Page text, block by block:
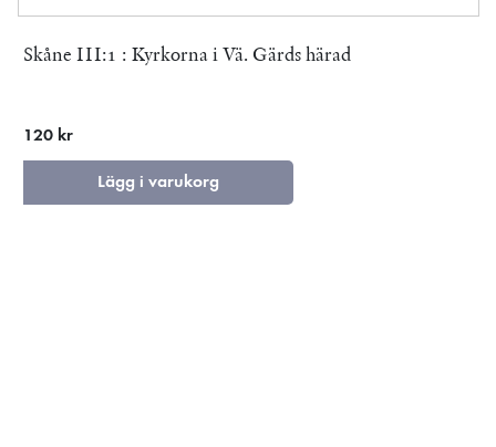
Skåne III:1 : Kyrkorna i Vä. Gärds härad
120 kr
Lägg i varukorg